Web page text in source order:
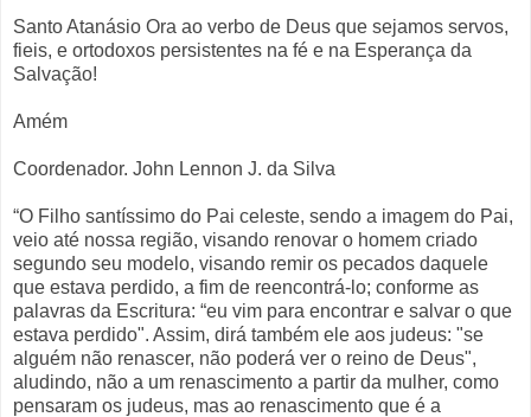
Santo Atanásio Ora ao verbo de Deus que sejamos servos,
fieis, e ortodoxos persistentes na fé e na Esperança da
Salvação!
Amém
Coordenador. John Lennon J. da Silva
“O Filho santíssimo do Pai celeste, sendo a imagem do Pai,
veio até nossa região, visando renovar o homem criado
segundo seu modelo, visando remir os pecados daquele
que estava perdido, a fim de reencontrá-lo; conforme as
palavras da Escritura: “eu vim para encontrar e salvar o que
estava perdido". Assim, dirá também ele aos judeus: "se
alguém não renascer, não poderá ver o reino de Deus",
aludindo, não a um renascimento a partir da mulher, como
pensaram os judeus, mas ao renascimento que é a